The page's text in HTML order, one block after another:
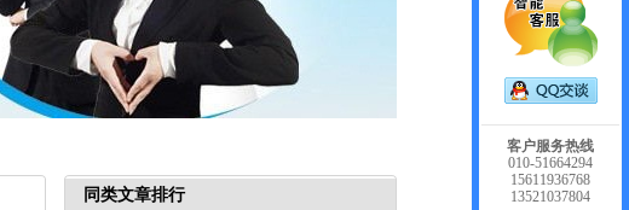
同类文章排行
客户服务热线
010-51664294
15611936768
13521037804